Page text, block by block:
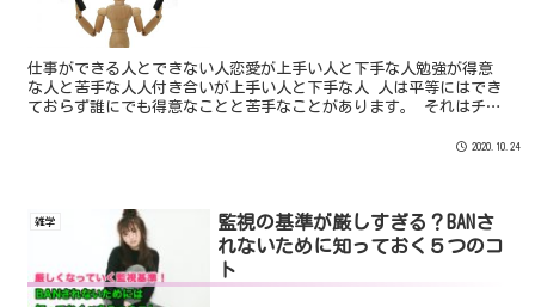
仕事ができる人とできない人恋愛が上手い人と下手な人勉強が得意
な人と苦手な人人付き合いが上手い人と下手な人 人は平等にはでき
ておらず誰にでも得意なことと苦手なことがあります。 それはチャ
2020.10.24
雑学
監視の基準が厳しすぎる？BANさ
れないために知っておく５つのコ
ト